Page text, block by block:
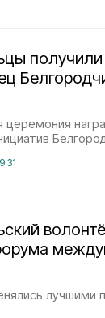
церемония
лучшими